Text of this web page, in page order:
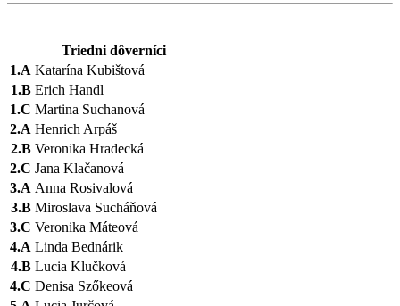
Triedni dôverníci
1.A Katarína Kubištová
1.B Erich Handl
1.C Martina Suchanová
2.A Henrich Arpáš
2.B Veronika Hradecká
2.C Jana Klačanová
3.A Anna Rosivalová
3.B Miroslava Sucháňová
3.C Veronika Máteová
4.A Linda Bednárik
4.B Lucia Klučková
4.C Denisa Szőkeová